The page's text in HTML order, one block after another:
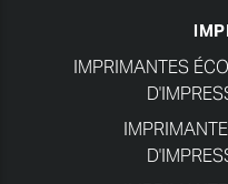
IMPRIMANTES